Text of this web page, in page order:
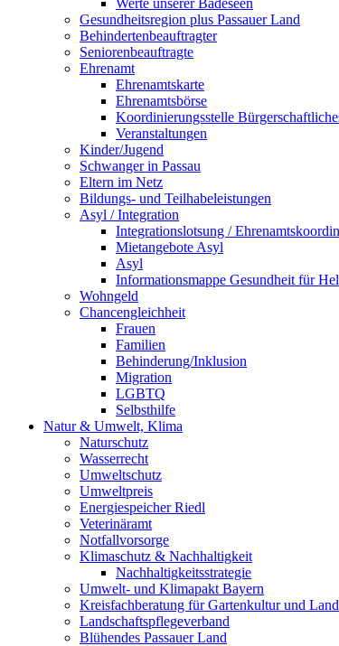
Werte unserer Badeseen
Gesundheitsregion plus Passauer Land
Behindertenbeauftragter
Seniorenbeauftragte
Ehrenamt
Ehrenamtskarte
Ehrenamtsbörse
Koordinierungsstelle
Veranstaltungen
Kinder/Jugend
Schwanger in Passau
Eltern im Netz
Bildungs- und Teilhabeleistungen
Asyl / Integration
Integrationslotsung /
Mietangebote Asyl
Asyl
Informationsmappe Gesundheit für
Wohngeld
Chancengleichheit
Frauen
Familien
Behinderung/Inklusion
Migration
LGBTQ
Selbsthilfe
Natur & Umwelt, Klima
Naturschutz
Wasserrecht
Umweltschutz
Umweltpreis
Energiespeicher Riedl
Veterinäramt
Notfallvorsorge
Klimaschutz & Nachhaltigkeit
Nachhaltigkeitsstrategie
Umwelt- und Klimapakt Bayern
Kreisfachberatung für Gartenkultur und
Landschaftspflegeverband
Blühendes Passauer Land